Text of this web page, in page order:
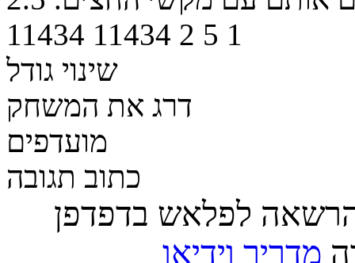
11434 11434 2 5 1
שינוי גודל
דרג את המשחק
מועדפים
כתוב תגובה
לפלאש בדפדפן
מדריך וידיאו